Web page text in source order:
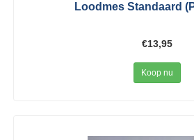
Loodmes Standaard
€13,95
Koop nu